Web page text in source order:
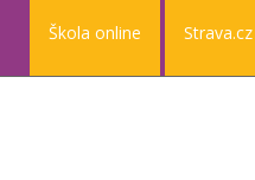
Škola online Strava.cz